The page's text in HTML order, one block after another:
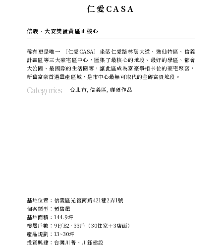
仁愛CASA
信義．大安雙蛋黃區正核心
稀有更是唯一 〔仁愛CASA〕坐落仁愛路林蔭大道、逸仙特區、信義
計畫區等三大豪宅區中心，匯集了最核心的地段、最好的學區、都會
大公園、最國際的生活圈等，讓此區成為富豪爭相卡位的豪宅聚落，
新舊富豪首選置產區域，是市中心最無可取代的金磚富貴地段。
Categories 台北市, 信義區, 聯碩作品
基地位置：信義區光復南路421巷2弄1號
個案類型：預售屋
基地面積：144.9坪
樓層戶數：9F/B2 · 33戶（30住家＋3店面）
產品規劃：13~30坪
投資興建：台灣川普、川鈺建設